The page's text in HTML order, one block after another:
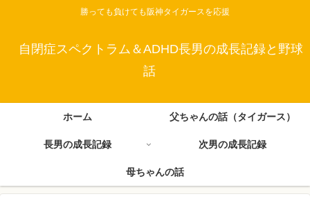
勝っても負けても阪神タイガースを応援
自閉症スペクトラム＆ADHD長男の成長記録と野球
話
ホーム 父ちゃんの話（タイガース）
長男の成長記録 次男の成長記録
母ちゃんの話